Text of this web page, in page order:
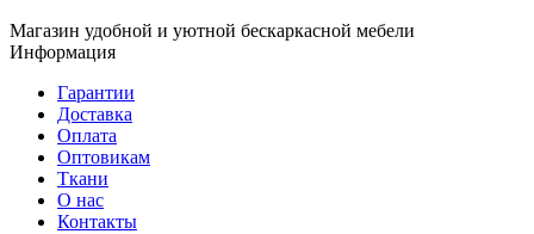
Магазин удобной и уютной бескаркасной мебели
Информация
Гарантии
Доставка
Оплата
Оптовикам
Ткани
О нас
Контакты